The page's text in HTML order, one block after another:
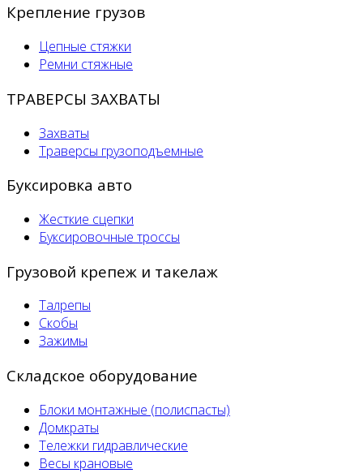
Крепление грузов
Цепные стяжки
Ремни стяжные
ТРАВЕРСЫ ЗАХВАТЫ
Захваты
Траверсы грузоподъемные
Буксировка авто
Жесткие сцепки
Буксировочные троссы
Грузовой крепеж и такелаж
Талрепы
Скобы
Зажимы
Складское оборудование
Блоки монтажные (полиспасты)
Домкраты
Тележки гидравлические
Весы крановые